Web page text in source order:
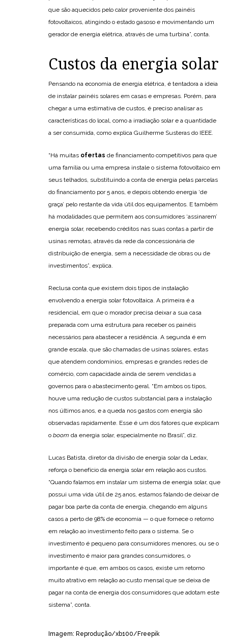
que são aquecidos pelo calor proveniente dos painéis
fotovoltaicos, atingindo o estado gasoso e movimentando um
gerador de energia elétrica, através de uma turbina”, conta.
Custos da energia solar
Pensando na economia de energia elétrica, é tentadora a ideia
de instalar painéis solares em casas e empresas. Porém, para
chegar a uma estimativa de custos, é preciso analisar as
características do local, como a irradiação solar e a quantidade
a ser consumida, como explica Guilherme Susteras do IEEE.
“Há muitas ofertas de financiamento competitivos para que
uma família ou uma empresa instale o sistema fotovoltaico em
seus telhados, substituindo a conta de energia pelas parcelas
do financiamento por 5 anos, e depois obtendo energia ‘de
graça’ pelo restante da vida útil dos equipamentos. E também
há modalidades que permitem aos consumidores ‘assinarem’
energia solar, recebendo créditos nas suas contas a partir de
usinas remotas, através da rede da concessionária de
distribuição de energia, sem a necessidade de obras ou de
investimentos”, explica.
Reclusa conta que existem dois tipos de instalação
envolvendo a energia solar fotovoltaica. A primeira é a
residencial, em que o morador precisa deixar a sua casa
preparada com uma estrutura para receber os painéis
necessários para abastecer a residência. A segunda é em
grande escala, que são chamadas de usinas solares, estas
que atendem condomínios, empresas e grandes redes de
comércio, com capacidade ainda de serem vendidas a
governos para o abastecimento geral. “Em ambos os tipos,
houve uma redução de custos substancial para a instalação
nos últimos anos, e a queda nos gastos com energia são
observadas rapidamente. Esse é um dos fatores que explicam
o boom da energia solar, especialmente no Brasil”, diz.
Lucas Batista, diretor da divisåo de energia solar da Ledax,
reforça o benefício da energia solar em relação aos custos.
“Quando​ falamos em instalar um​ sistema de energia solar, que
possui​ uma vida útil de 25 anos, estamos falando de deixar de
pagar boa parte da conta de energia, chegando em alguns
casos a perto de 98% de economia​ — o que​ fornece​ o retorno
em relação ao investimento feito para o sistema. Se o
investimento é pequeno para consumidores menores, ou se o
investimento é maior para​ grandes​ consumidores, o
importante é que, em ambos os casos, existe um retorno
muito atrativo em relação ao custo mensal​ que se deixa de
pagar na conta​ de energia​ dos consumidores que adotam este
sistema”, conta.
Imagem: Reprodução/xb100/Freepik